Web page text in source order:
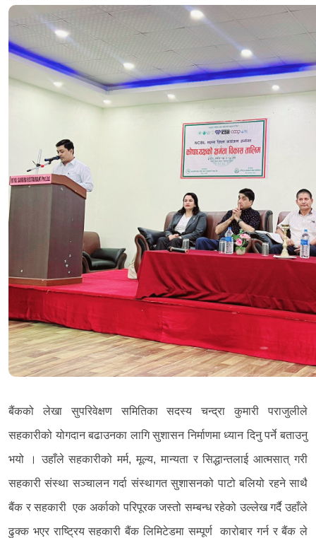
बैंकको लेखा सुपरिवेक्षण समितिका सदस्य चन्द्रा कुमारी पराजुलीले
सहकारीको योगदान बढाउनका लागि सुशासन निर्माणमा ध्यान दिनु पर्ने बताउनु
भयो । उहाँले सहकारीको मर्म, मूल्य, मान्यता र सिद्धान्तलाई आत्मसात् गरी
सहकारी संस्था सञ्चालन गर्दा संस्थागत सुशासनको पाटो बलियो रहने साथै
बैंक र सहकारी एक अर्काको परिपूरक जस्तो सम्बन्ध रहेको उल्लेख गर्दै उहाँले
ढुक्क भएर राष्ट्रिय सहकारी बैंक लिमिटेडमा सम्पूर्ण कारोबार गर्न र बैंक ले